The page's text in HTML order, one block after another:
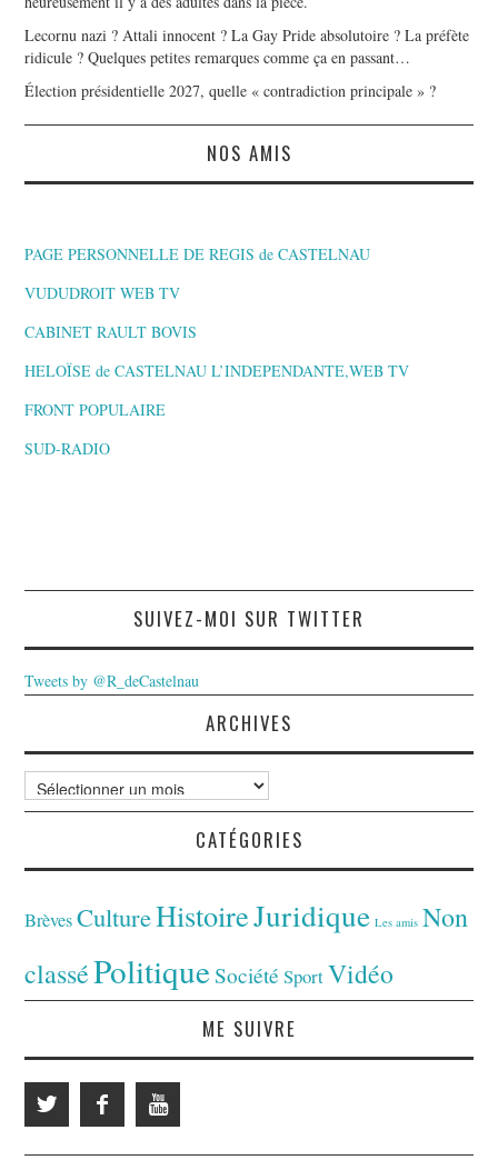
Lecornu nazi ? Attali innocent ? La Gay Pride absolutoire ? La préfète
ridicule ? Quelques petites remarques comme ça en passant…
Élection présidentielle 2027, quelle « contradiction principale » ?
NOS AMIS
PAGE PERSONNELLE DE REGIS de CASTELNAU
VUDUDROIT WEB TV
CABINET RAULT BOVIS
HELOÏSE de CASTELNAU L’INDEPENDANTE,WEB TV
FRONT POPULAIRE
SUD-RADIO
SUIVEZ-MOI SUR TWITTER
Tweets by @R_deCastelnau
ARCHIVES
Archives
CATÉGORIES
Brèves CultureHistoireJuridique Les amis Non
classéPolitiqueSociété SportVidéo
ME SUIVRE